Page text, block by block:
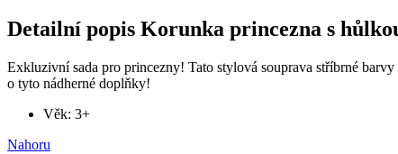
Detailní popis Korunka princezna s
Exkluzivní sada pro princezny! Tato stylová souprava stříbrné
o tyto nádherné doplňky!
Věk: 3+
Nahoru